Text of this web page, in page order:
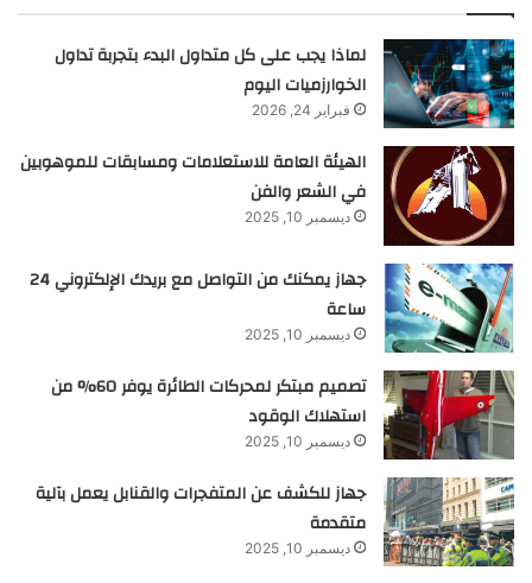
لماذا يجب على كل متداول البدء بتجربة تداول
الخوارزميات اليوم
فبراير 24, 2026
الهيئة العامة للاستعلامات ومسابقات للموهوبين
في الشعر والفن
ديسمبر 10, 2025
جهاز يمكنك من التواصل مع بريدك الإلكتروني 24
ساعة
ديسمبر 10, 2025
تصميم مبتكر لمحركات الطائرة يوفر 60% من
استهلاك الوقود
ديسمبر 10, 2025
جهاز للكشف عن المتفجرات والقنابل يعمل بآلية
متقدمة
ديسمبر 10, 2025